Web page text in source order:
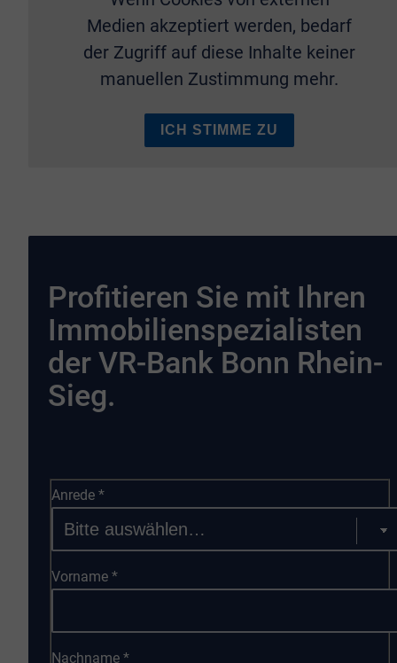
Medien akzeptiert werden, bedarf
der Zugriff auf diese Inhalte keiner
manuellen Zustimmung mehr.
ICH STIMME ZU
Profitieren Sie mit Ihren
Immobilienspezialisten
der VR-Bank Bonn Rhein-
Sieg.
Anrede*
Vorname*
Nachname*